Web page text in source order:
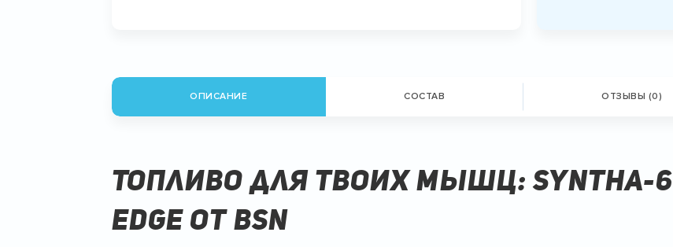
ОПИСАНИЕ СОСТАВ ОТЗЫВЫ (0)
Топливо для твоих мышц: SYNTHA-6
EDGE от BSN